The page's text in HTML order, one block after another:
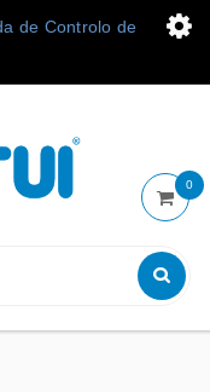
de Controlo de
0